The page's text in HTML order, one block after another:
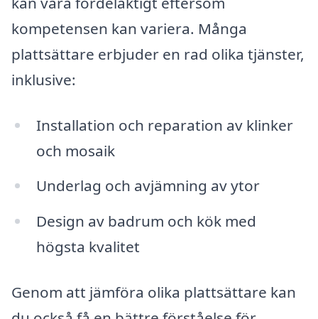
kompetensen kan variera. Många
plattsättare erbjuder en rad olika tjänster,
inklusive:
Installation och reparation av klinker
och mosaik
Underlag och avjämning av ytor
Design av badrum och kök med
högsta kvalitet
Genom att jämföra olika plattsättare kan